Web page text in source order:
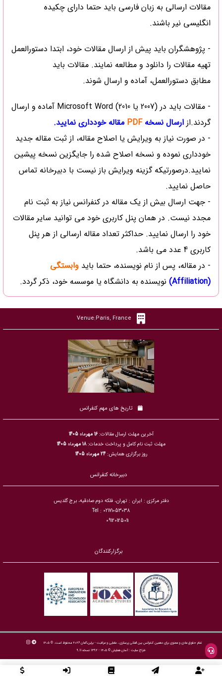
مقالات ارسالی به زبان فارسی باید حتما دارای چکیده
انگلیسی نیر باشند.
- پژوهشگران باید پیش از ارسال مقالات خود، ابتدا دستورالعمل
تهیه مقالات را دانلود و مطالعه نمایند. مقالات باید
مطابق دستورالعمل، آماده و ارسال شوند.
- مقالات باید در (2007 یا 2010) Microsoft Word آماده و ارسال
گردند.از ارسال نسخهPDF مقاله خودداری نمایید.
- در صورت نیاز به ویرایش یا اصلاح مقاله، از ثبت مقاله جدید
خودداری نموده و نسخه اصلاح شده را جایگزین نسخه پیشین
نمایید.درصورتیکه گزینه ویرایش باز نیست با دبیرخانه تماس
حاصل نمایید.
- جهت ارسال بیش از یک مقاله در کنفرانس نیاز به ثبت نام
مجدد نیست. در همان پنل کاربری خود می توانید سایر مقالات
خود را ارسال نمایید. حداکثر تعداد مقاله ارسالی از هر پنل
کاربری 4 عدد می باشد.
- در مقاله، پس از نام نویسنده، حتما باید وابستگی
(Affiliation)
نویسنده به دانشگاه یا موسسه خود، ذکر گردد.
Venue:Paris, France
تاریخ های مهم کنفرانس
آخرین مهلت ارسال مقالات:16 مهر ماه1405
مهلت ثبت نام کامل و پرداخت خدمات:18 مهر ماه1405
روز برگزاری همایش:24 مهر ماه1405
دبیرخانه کنفرانس
دفتر مرکزی : ایران : تهران، فلکه دوم صادقیه، برج گلدیس
Tel : 02171053038
09120125011
برگزارکنندگان
تمام حقوق مادی و معنوی برای دهمین کنفرانس بین المللی پرستاری ، مامایی و مراقبت - برلین،آلمان 2026 محفوظ است. © ۱۴۰۵
طراح سایت :آسان همایش © ۱۴۰۵ - 1392 نسخه 9.11